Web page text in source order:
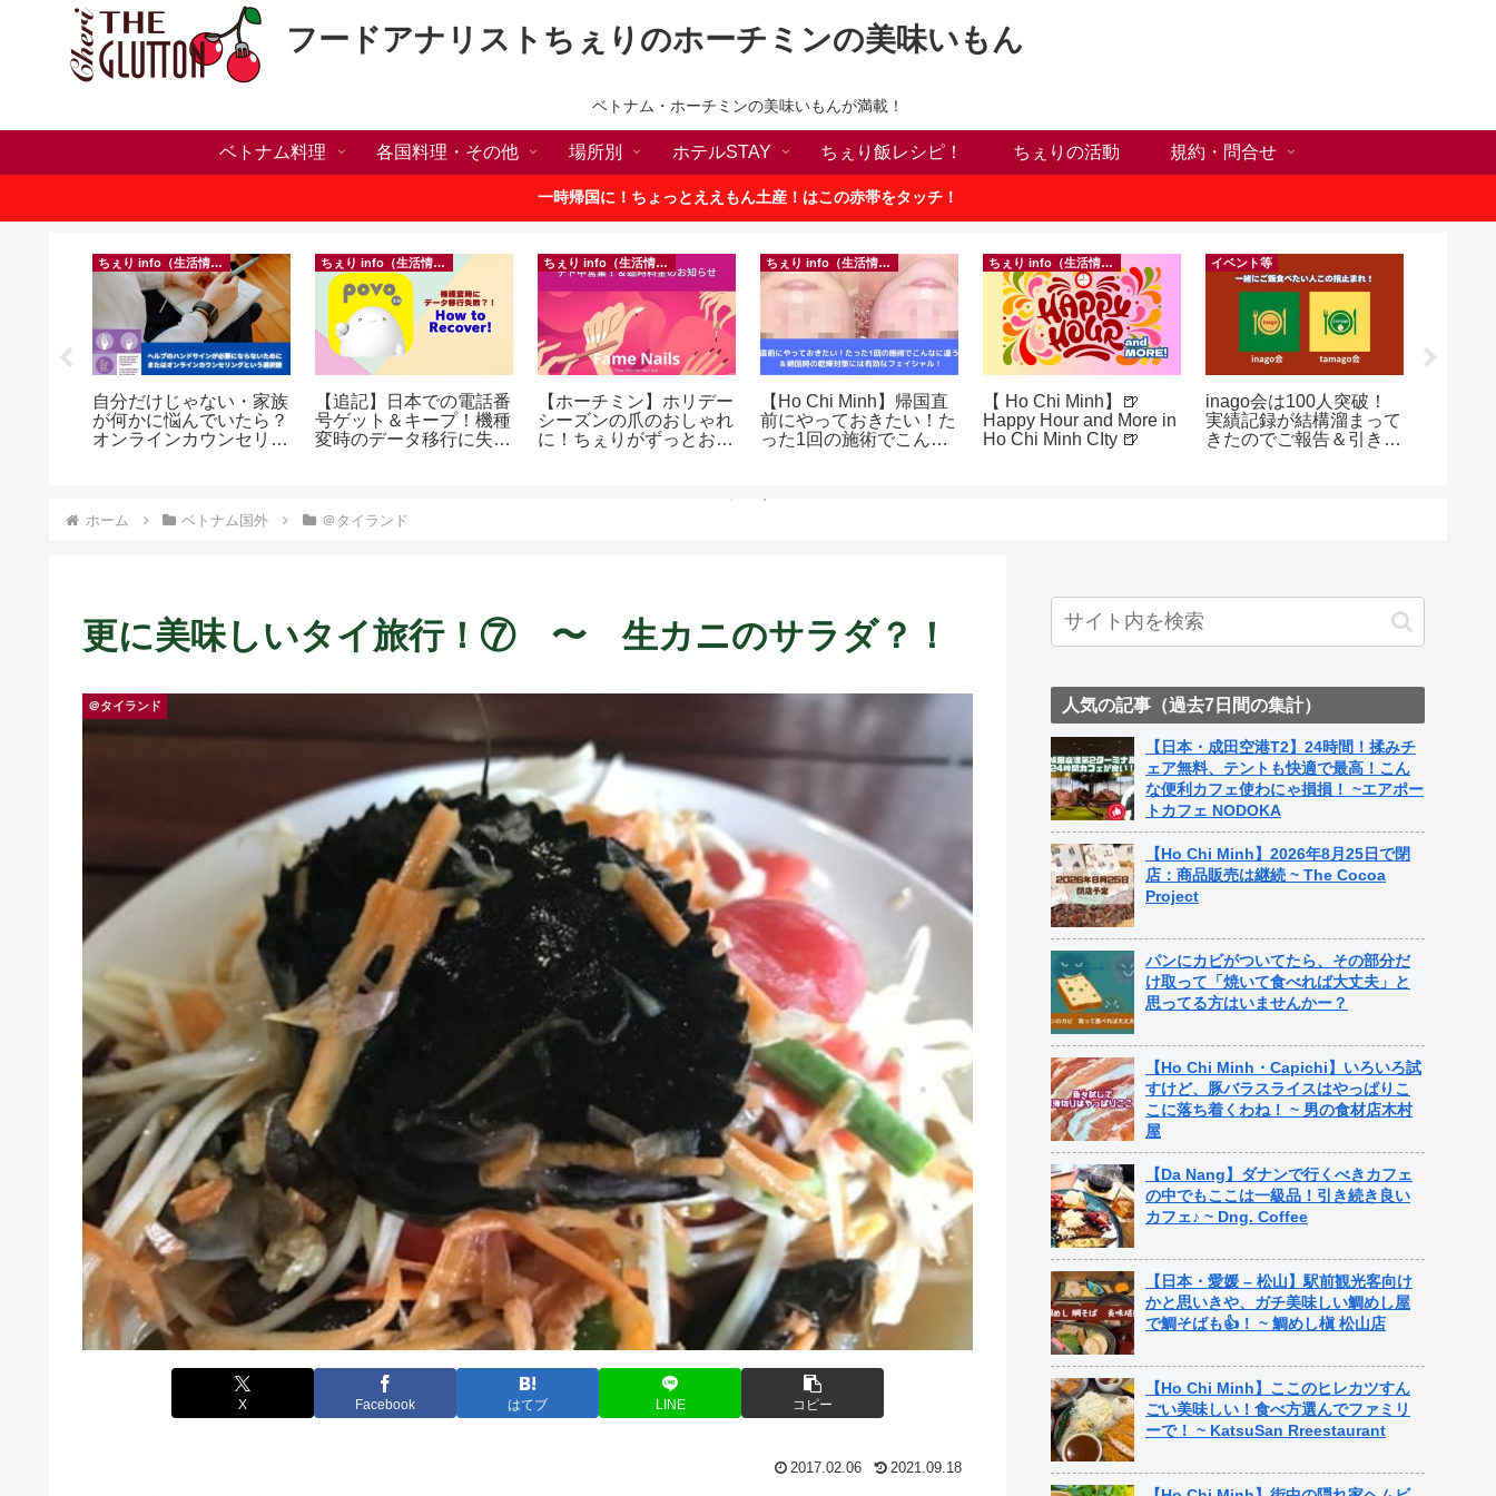
フードアナリストちぇりのホーチミンの美味いもん
ベトナム・ホーチミンの美味いもんが満載！
ベトナム料理 各国料理・その他 場所別 ホテルSTAY ちぇり飯レシピ！ ちぇりの活動 規約・問合せ
一時帰国に！ちょっとええもん土産！はこの赤帯をタッチ！
ちぇり info（生活情報）
自分だけじゃない・家族
が何かに悩んでいたら？
オンラインカウンセリン
ちぇり info（生活情報）
【追記】日本での電話番
号ゲット＆キープ！機種
変時のデータ移行に失敗
ちぇり info（生活情報）
【ホーチミン】ホリデー
シーズンの爪のおしゃれ
に！ちぇりがずっとお世
ちぇり info（生活情報）
【Ho Chi Minh】帰国直
前にやっておきたい！た
った1回の施術でこんな
イシャル！ ~ Rosereve
ちぇり info（生活情報）
【 Ho Chi Minh】🍺
Happy Hour and More in
Ho Chi Minh CIty 🍺
イベント等
inago会は100人突破！
実績記録が結構溜まって
きたのでご報告＆引き続
ホーム ベトナム国外 ＠タイランド
更に美味しいタイ旅行！⑦ 〜 生カニのサラダ？！
＠タイランド
X Facebook はてブ LINE コピー
2017.02.06 2021.09.18
人気の記事（過去7日間の集計）
【日本・成田空港T2】24時間！揉みチ
ェア無料、テントも快適で最高！こん
な便利カフェ使わにゃ損損！ ~エアポー
トカフェ NODOKA
【Ho Chi Minh】2026年8月25日で閉
店：商品販売は継続 ~ The Cocoa
Project
パンにカビがついてたら、その部分だ
け取って「焼いて食べれば大丈夫」と
思ってる方はいませんかー？
【Ho Chi Minh・Capichi】いろいろ試
すけど、豚バラスライスはやっぱりこ
こに落ち着くわね！ ~ 男の食材店木村
屋
【Da Nang】ダナンで行くべきカフェ
の中でもここは一級品！引き続き良い
カフェ♪ ~ Dng. Coffee
【日本・愛媛 – 松山】駅前観光客向け
かと思いきや、ガチ美味しい鯛めし屋
で鯛そばも👍！ ~ 鯛めし槇 松山店
【Ho Chi Minh】ここのヒレカツすん
ごい美味しい！食べ方選んでファミリ
ーで！ ~ KatsuSan Rreestaurant